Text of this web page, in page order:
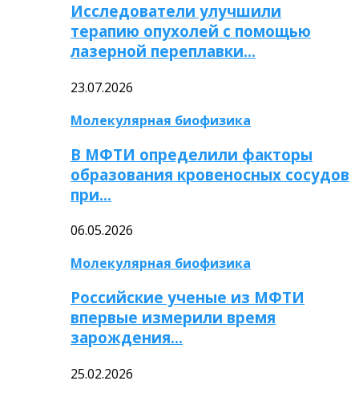
Исследователи улучшили
терапию опухолей с помощью
лазерной переплавки…
23.07.2026
Молекулярная биофизика
В МФТИ определили факторы
образования кровеносных сосудов
при…
06.05.2026
Молекулярная биофизика
Российские ученые из МФТИ
впервые измерили время
зарождения…
25.02.2026